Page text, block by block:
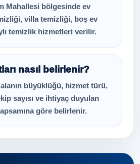
Mahallesi bölgesinde ev
villa temizliği, boş ev
temizlik hizmetleri verilir.
nasıl belirlenir?
büyüklüğü, hizmet türü,
sayısı ve ihtiyaç duyulan
göre belirlenir.